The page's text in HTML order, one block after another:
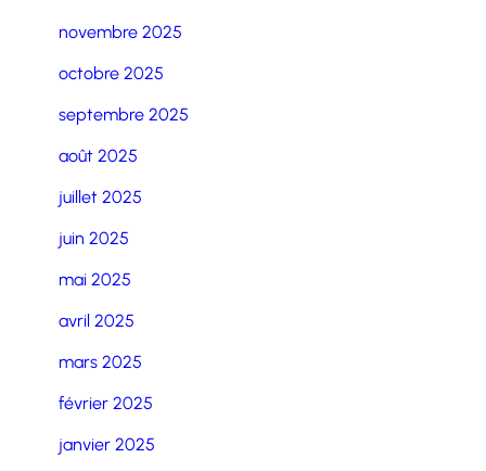
novembre 2025
octobre 2025
septembre 2025
août 2025
juillet 2025
juin 2025
mai 2025
avril 2025
mars 2025
février 2025
janvier 2025